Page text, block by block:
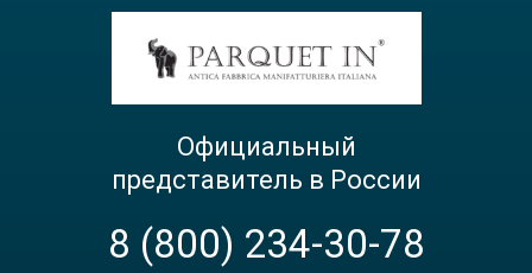
8 (800) 234-30-78
Официальный
представитель в России